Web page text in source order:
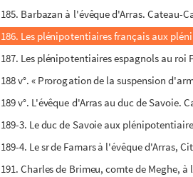
185. Barbazan à l'évêque d'Arras. Cateau-
186. Les plénipotentiaires français aux
187. Les plénipotentiaires espagnols au roi
188 v°. « Prorogation de la suspension
189 v°. L'évêque d'Arras au duc de Savoie.
189-3. Le duc de Savoie aux
189-4. Le sr de Famars à l'évêque d'Arras,
191. Charles de Brimeu, comte de Meghe,